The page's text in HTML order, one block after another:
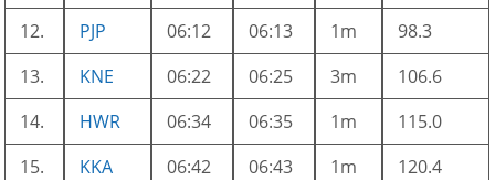
12.
PJP 06:12 06:13 1m
98.3
13.
KNE 06:22 06:25 3m
106.6
14.
HWR 06:34 06:35 1m
115.0
15.
KKA 06:42 06:43 1m
120.4